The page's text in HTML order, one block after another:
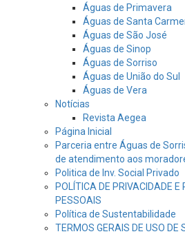
Águas de Primavera
Águas de Santa
Águas de São José
Águas de Sinop
Águas de Sorriso
Águas de União do Sul
Águas de Vera
Notícias
Revista Aegea
Página Inicial
Parceria entre Águas de
de atendimento aos
Politica de Inv. Social Privado
POLÍTICA DE PRIVACIDADE
PESSOAIS
Política de Sustentabilidade
TERMOS GERAIS DE USO DE